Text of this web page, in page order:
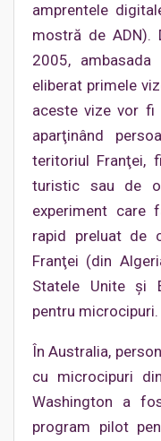
amprentele
mostră de ADN).
2005,
eliberat primele
aceste vize vor fi
aparţinând
teritoriul Franţei,
turistic sau de
experiment
rapid preluat de
Franţei (din
Statele Unite şi
pentru microcipuri.
În Australia,
cu microcipuri
Washington a
program pilot